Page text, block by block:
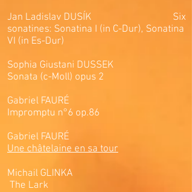
Jan Ladislav DUSÍK Six
sonatines: Sonatina I (in C-Dur), Sonatina
VI (in Es-Dur)
Sophia Giustani DUSSEK
Sonata (c-Moll) opus 2
Gabriel FAURÉ
Impromptu n°6 op.86
Gabriel FAURÉ
Une châtelaine en sa tour
Michail GLINKA
The Lark